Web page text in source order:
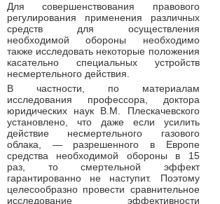
Для совершенствования правового
регулирования применения различных
средств для осуществления
необходимой обороны необходимо
также исследовать некоторые положения
касательно специальных устройств
несмертельного действия.
В частности, по материалам
исследования профессора, доктора
юридических наук В.М. Плескачевского
установлено, что даже если усилить
действие несмертельного газового
облака, — разрешенного в Европе
средства необходимой обороны в 15
раз, то смертельной эффект
гарантированно не наступит. Поэтому
целесообразно провести сравнительное
исследование эффективности